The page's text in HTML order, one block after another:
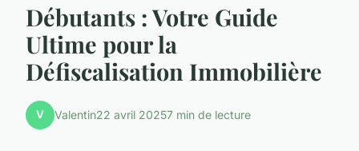
Débutants : Votre Guide
Ultime pour la
Défiscalisation Immobilière
V Valentin22 avril 20257 min de lecture